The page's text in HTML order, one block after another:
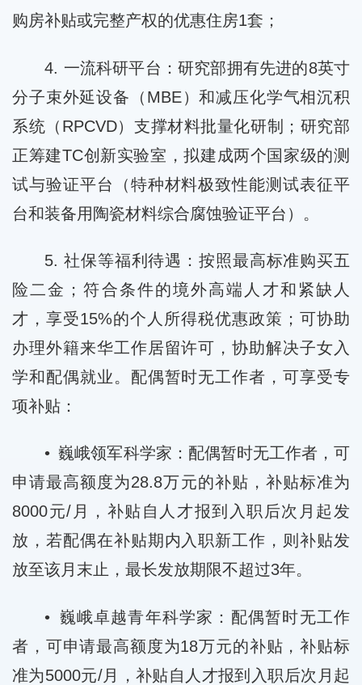
购房补贴或完整产权的优惠住房1套；
4. 一流科研平台：研究部拥有先进的8英寸
分子束外延设备（MBE）和减压化学气相沉积
系统（RPCVD）支撑材料批量化研制；研究部
正筹建TC创新实验室，拟建成两个国家级的测
试与验证平台（特种材料极致性能测试表征平
台和装备用陶瓷材料综合腐蚀验证平台）。
5. 社保等福利待遇：按照最高标准购买五
险二金；符合条件的境外高端人才和紧缺人
才，享受15%的个人所得税优惠政策；可协助
办理外籍来华工作居留许可，协助解决子女入
学和配偶就业。配偶暂时无工作者，可享受专
项补贴：
• 巍峨领军科学家：配偶暂时无工作者，可
申请最高额度为28.8万元的补贴，补贴标准为
8000元/月，补贴自人才报到入职后次月起发
放，若配偶在补贴期内入职新工作，则补贴发
放至该月末止，最长发放期限不超过3年。
• 巍峨卓越青年科学家：配偶暂时无工作
者，可申请最高额度为18万元的补贴，补贴标
准为5000元/月，补贴自人才报到入职后次月起